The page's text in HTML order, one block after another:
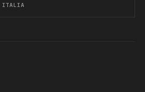
ITALIA